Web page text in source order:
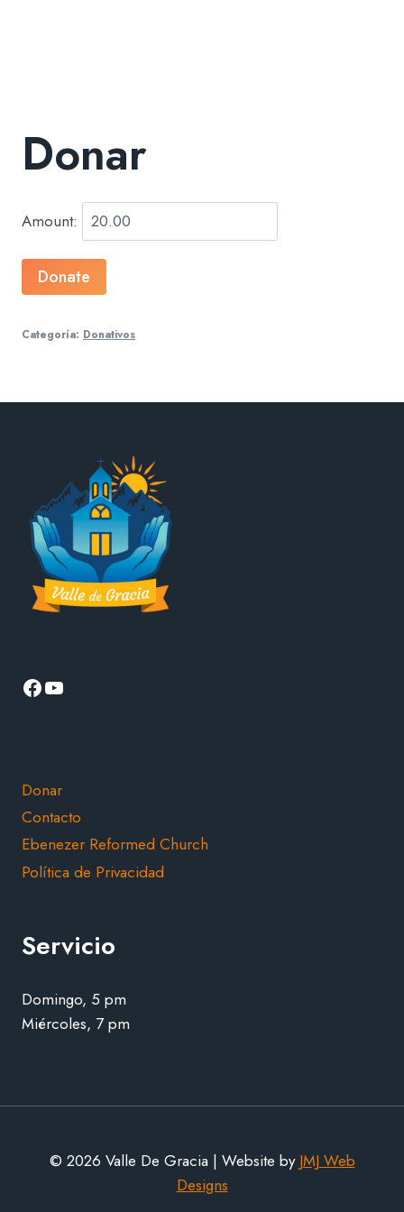
Donar
Amount:
Donar
cantidad
Donate
Categoría: Donativos
Facebook
YouTube
Donar
Contacto
Ebenezer Reformed Church
Política de Privacidad
Servicio
Domingo, 5 pm
Miércoles, 7 pm
© 2026 Valle De Gracia | Website by JMJ Web
Designs